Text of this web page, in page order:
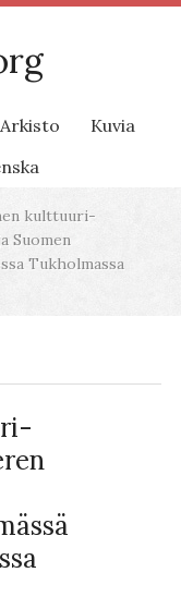
Arkisto
Kuvia
kulttuuri-
Suomen
Tukholmassa